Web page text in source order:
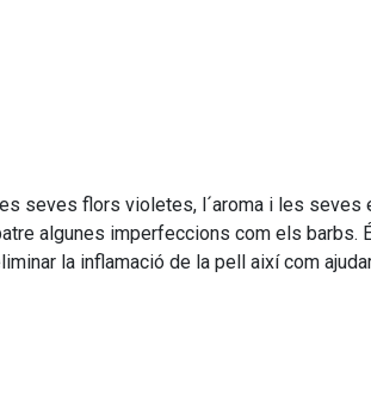
seves flors violetes, l´aroma i les seves
algunes imperfeccions com els barbs.
la inflamació de la pell així com